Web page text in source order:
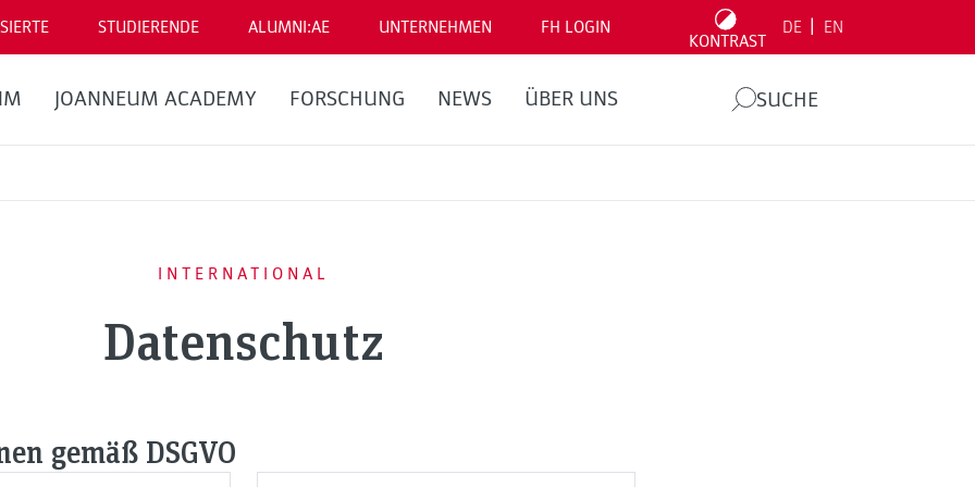
STUDIERENDE ALUMNI:AE UNTERNEHMEN FH LOGIN
KONTRAST
DE EN
JOANNEUM ACADEMY FORSCHUNG NEWS ÜBER UNS SUCHE
INTERNATIONAL
Datenschutz
gemäß DSGVO